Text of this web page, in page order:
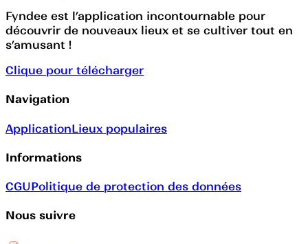
Fyndee est l’application incontournable pour
découvrir de nouveaux lieux et se cultiver tout en
s’amusant !
Clique pour télécharger
Navigation
ApplicationLieux populaires
Informations
CGUPolitique de protection des données
Nous suivre